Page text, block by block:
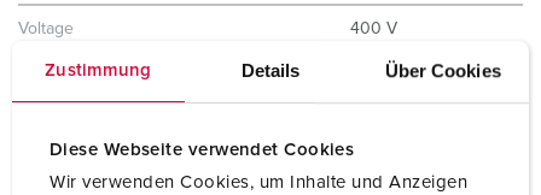
Zustimmung Details Über Cookies
Diese Webseite verwendet Cookies
Wir verwenden Cookies, um Inhalte und Anzeigen
Voltage 400 V
Clock position
Protection type IP44